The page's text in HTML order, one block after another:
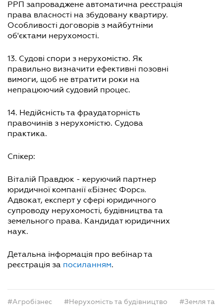
РРП запроваджене автоматична реєстрація
права власності на збудовану квартиру.
Особливості договорів з майбутніми
об'єктами нерухомості.
13. Судові спори з нерухомістю. Як
правильно визначити ефективні позовні
вимоги, щоб не втратити роки на
непрацюючий судовий процес.
14. Недійсність та фраудаторність
правочинів з нерухомістю. Судова
практика.
Спікер:
Віталій Правдюк - керуючий партнер
юридичної компанії «Бізнес Форс».
Адвокат, експерт у сфері юридичного
супроводу нерухомості, будівництва та
земельного права. Кандидат юридичних
наук.
Детальна інформація про вебінар та
реєстрація за посиланням.
#Агробізнес #Нерухомість та будівництво
#Земля та